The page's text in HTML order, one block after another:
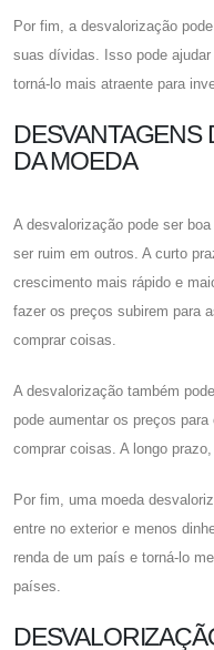
Por fim, a desvalorização
suas dívidas. Isso pode
torná-lo mais atraente para
DESVANTAGENS
DA MOEDA
A desvalorização pode ser
ser ruim em outros. A curto
crescimento mais rápido e
fazer os preços subirem para
comprar coisas.
A desvalorização também
pode aumentar os preços
comprar coisas. A longo
Por fim, uma moeda
entre no exterior e menos
renda de um país e torná-lo
países.